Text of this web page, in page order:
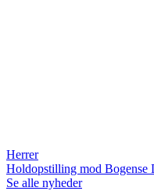
Herrer
Holdopstilling mod Bogense
Se alle nyheder